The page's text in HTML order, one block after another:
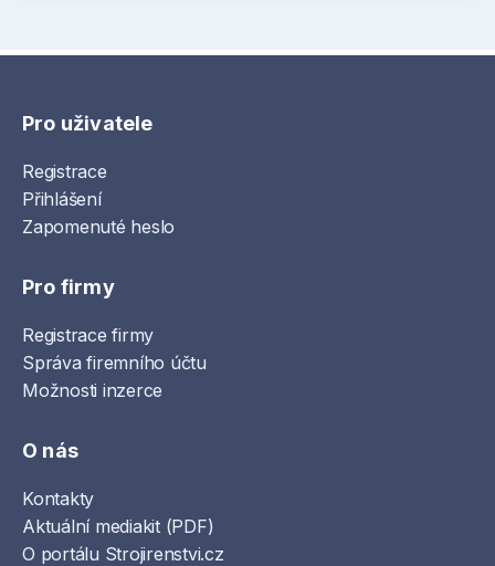
Pro uživatele
Registrace
Přihlášení
Zapomenuté heslo
Pro firmy
Registrace firmy
Správa firemního účtu
Možnosti inzerce
O nás
Kontakty
Aktuální mediakit (PDF)
O portálu Strojirenstvi.cz